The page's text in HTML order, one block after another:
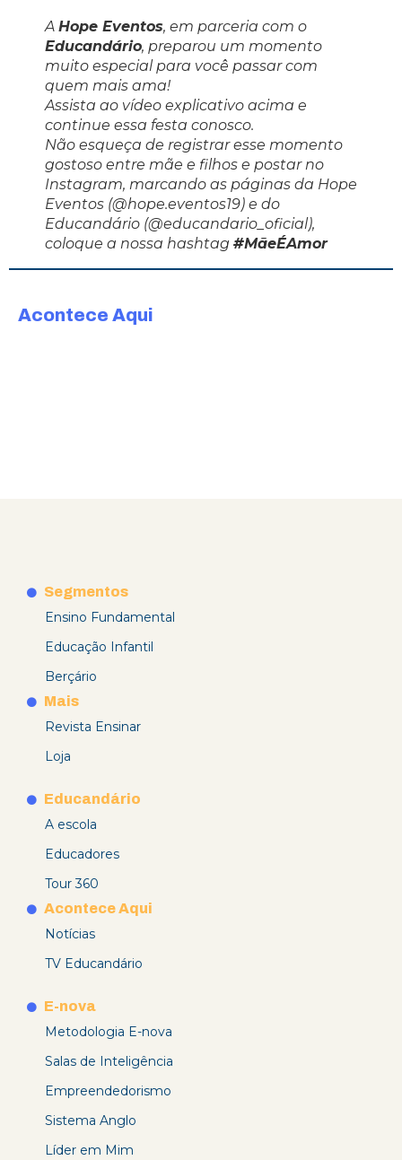
A Hope Eventos, em parceria com o
Educandário, preparou um momento
muito especial para você passar com
quem mais ama!
Assista ao vídeo explicativo acima e
continue essa festa conosco.
Não esqueça de registrar esse momento
gostoso entre mãe e filhos e postar no
Instagram, marcando as páginas da Hope
Eventos (@hope.eventos19) e do
Educandário (@educandario_oficial),
coloque a nossa hashtag #MãeÉAmor
Acontece Aqui
Segmentos
Ensino Fundamental
Educação Infantil
Berçário
Mais
Revista Ensinar
Loja
Educandário
A escola
Educadores
Tour 360
Acontece Aqui
Notícias
TV Educandário
E-nova
Metodologia E-nova
Salas de Inteligência
Empreendedorismo
Sistema Anglo
Líder em Mim